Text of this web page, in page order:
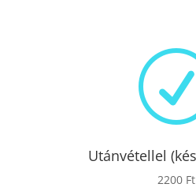
Utánvétellel
2200 Ft